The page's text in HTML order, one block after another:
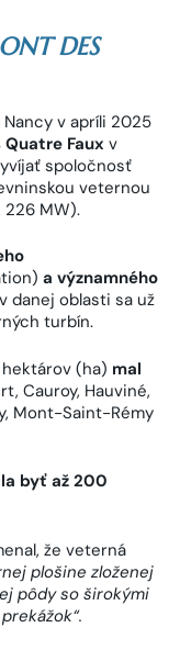
DES
v apríli 2025
Faux v
spoločnosť
veternou
MW).
a významného
danej oblasti sa už
turbín.
(ha) mal
Cauroy, Hauviné,
Mont-Saint-Rémy
byť až 200
že veterná
plošine zloženej
pôdy so širokými